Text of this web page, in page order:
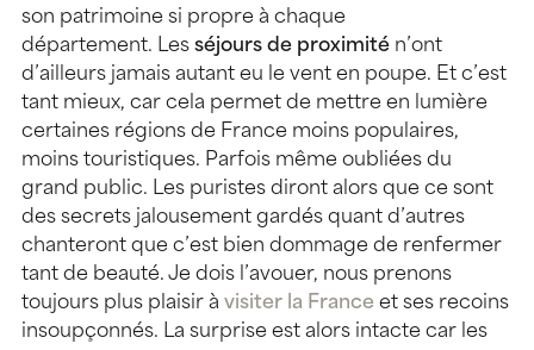
son patrimoine si propre à chaque
département. Les séjours de proximité n’ont
d’ailleurs jamais autant eu le vent en poupe. Et c’est
tant mieux, car cela permet de mettre en lumière
certaines régions de France moins populaires,
moins touristiques. Parfois même oubliées du
grand public. Les puristes diront alors que ce sont
des secrets jalousement gardés quant d’autres
chanteront que c’est bien dommage de renfermer
tant de beauté. Je dois l’avouer, nous prenons
toujours plus plaisir à visiter la France et ses recoins
insoupçonnés. La surprise est alors intacte car les